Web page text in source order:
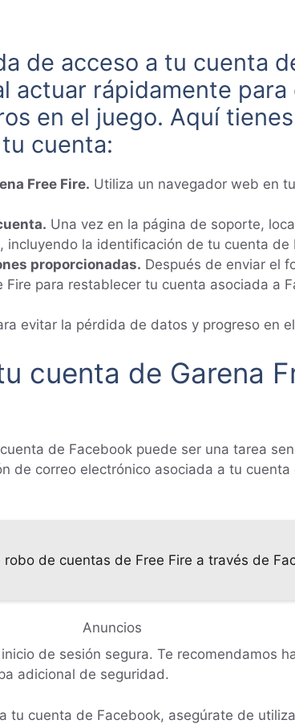
de acceso a tu cuenta
actuar rápidamente
en el juego. Aquí
cuenta:
Free Fire. Utiliza un navegador web en
Una vez en la página de soporte,
la identificación de tu cuenta de
proporcionadas. Después de enviar el
para restablecer tu cuenta asociada a
evitar la pérdida de datos y progreso en
cuenta de Garena
de Facebook puede ser una tarea
de correo electrónico asociada a tu
de cuentas de Free Fire a través de
Anuncios
de sesión segura. Te recomendamos
adicional de seguridad.
tu cuenta de Facebook, asegúrate de